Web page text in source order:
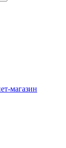
магазин